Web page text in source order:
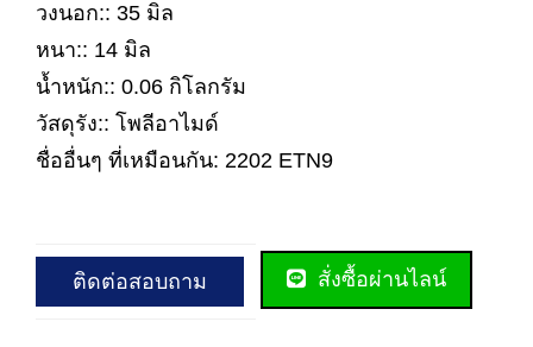
วงนอก:: 35 มิล
หนา:: 14 มิล
น้ำหนัก:: 0.06 กิโลกรัม
วัสดุรัง:: โพลีอาไมด์
ชื่ออื่นๆ ที่เหมือนกัน: 2202 ETN9
ติดต่อสอบถาม สั่งซื้อผ่านไลน์